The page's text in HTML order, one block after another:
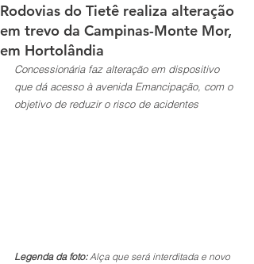
Rodovias do Tietê realiza alteração
em trevo da Campinas-Monte Mor,
em Hortolândia
Concessionária faz alteração em dispositivo
que dá acesso à avenida Emancipação, com o
objetivo de reduzir o risco de acidentes
Legenda da foto: Alça que será interditada e novo